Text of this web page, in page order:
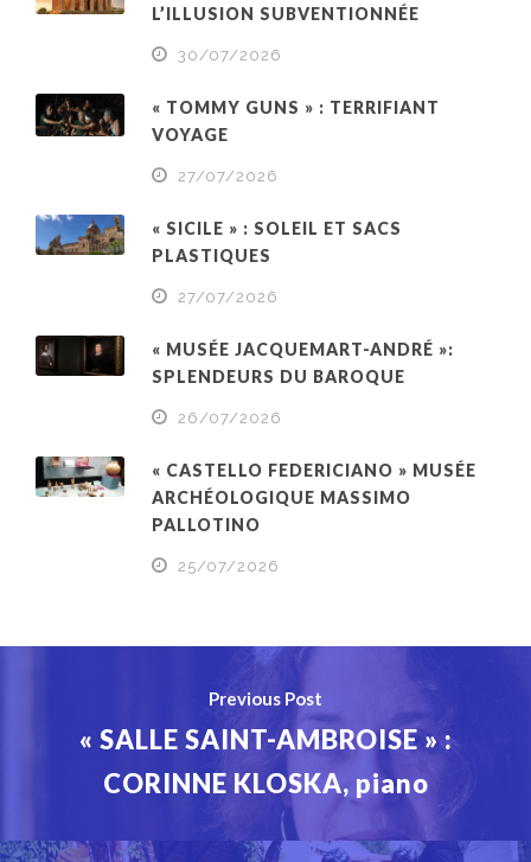
L’ILLUSION SUBVENTIONNÉE
30/07/2026
« TOMMY GUNS » : TERRIFIANT
VOYAGE
27/07/2026
« SICILE » : SOLEIL ET SACS
PLASTIQUES
27/07/2026
« MUSÉE JACQUEMART-ANDRÉ »:
SPLENDEURS DU BAROQUE
26/07/2026
« CASTELLO FEDERICIANO » MUSÉE
ARCHÉOLOGIQUE MASSIMO
PALLOTINO
25/07/2026
Previous Post
« SALLE SAINT-AMBROISE » :
CORINNE KLOSKA, piano